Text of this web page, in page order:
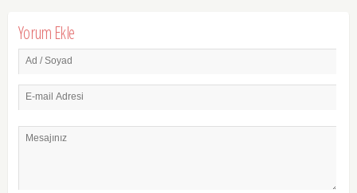
Yorum Ekle
Ad / Soyad
E-mail Adresi
Mesajınız